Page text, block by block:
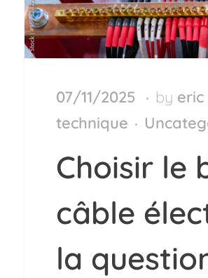
07/11/2025 by eric
technique
Choisir le
câble
la